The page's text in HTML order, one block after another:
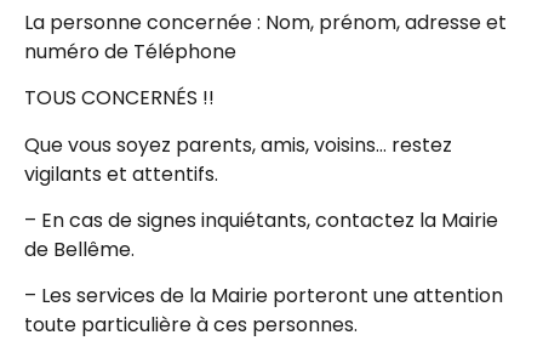
La personne concernée : Nom, prénom, adresse et
numéro de Téléphone
TOUS CONCERNÉS !!
Que vous soyez parents, amis, voisins… restez
vigilants et attentifs.
– En cas de signes inquiétants, contactez la Mairie
de Bellême.
– Les services de la Mairie porteront une attention
toute particulière à ces personnes.